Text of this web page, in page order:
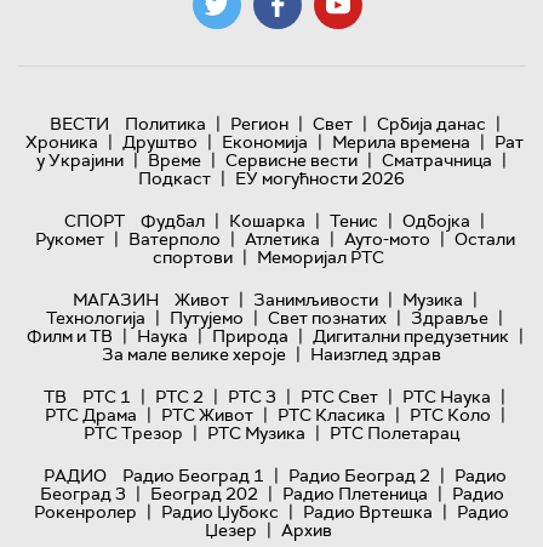
ВЕСТИ Политика | Регион | Свет | Србија данас |
Хроника | Друштво | Економија | Мерила времена | Рат
у Украјини | Време | Сервисне вести | Сматрачница |
Подкаст | ЕУ могућности 2026
СПОРТ
Фудбал | Кошарка | Тенис | Одбојка |
Рукомет | Ватерполо | Атлетика | Ауто-мото | Остали
спортови | Меморијал РТС
МАГАЗИН
Живот | Занимљивости | Музика |
Технологијa | Путујемо | Свет познатих | Здравље |
Филм и ТВ | Наука | Природа | Дигитални предузетник |
За мале велике хероје | Наизглед здрав
ТВ
РТС 1 | РТС 2 | РТС 3 | РТС Свет | РТС Наука |
РТС Драма | РТС Живот | РТС Класика | РТС Коло |
РТС Трезор | РТС Музика | РТС Полетарац
РАДИО
Радио Београд 1 | Радио Београд 2 | Радио
Београд 3 | Београд 202 | Радио Плетеница | Радио
Рокенролер | Радио Џубокс | Радио Вртешка | Радио
Џезер | Архив